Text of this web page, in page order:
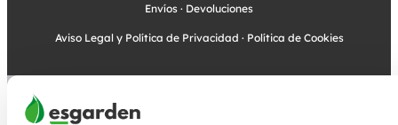
Envíos · Devoluciones
Aviso Legal y Política de Privacidad · Política de Cookies